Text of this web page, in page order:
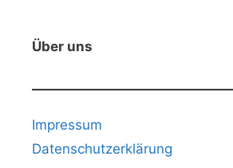
Über uns
Impressum
Datenschutzerklärung